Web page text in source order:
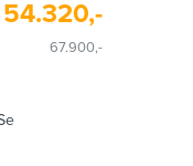
54.320,-
67.900,-